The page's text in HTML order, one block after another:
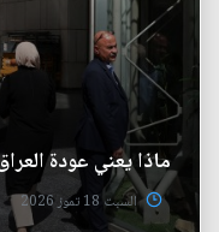
ماذا يعني عودة
السبت 18 تموز 2026